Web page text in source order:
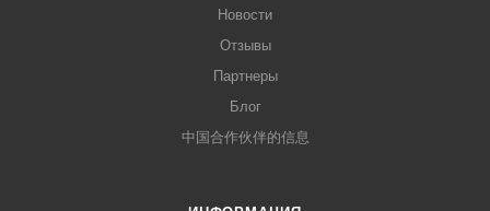
Новости
Отзывы
Партнеры
Блог
中国合作伙伴的信息